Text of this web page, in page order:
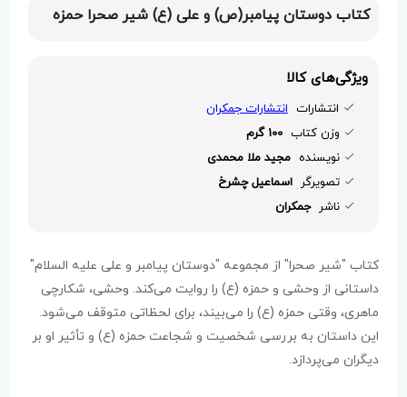
کتاب دوستان پیامبر(ص) و علی (ع) شیر صحرا حمزه
ویژگی‌های کالا
انتشارات انتشارات جمکران
وزن کتاب 100 گرم
نویسنده مجید ملا محمدی
تصویرگر اسماعیل چشرخ
ناشر جمکران
کتاب "شیر صحرا" از مجموعه "دوستان پیامبر و علی علیه السلام"
داستانی از وحشی و حمزه (ع) را روایت می‌کند. وحشی، شکارچی
ماهری، وقتی حمزه (ع) را می‌بیند، برای لحظاتی متوقف می‌شود.
این داستان به بررسی شخصیت و شجاعت حمزه (ع) و تأثیر او بر
دیگران می‌پردازد.